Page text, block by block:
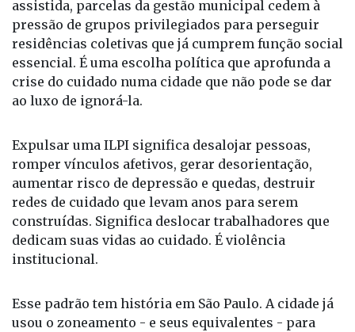
assistida, parcelas da gestão municipal cedem à
pressão de grupos privilegiados para perseguir
residências coletivas que já cumprem função social
essencial. É uma escolha política que aprofunda a
crise do cuidado numa cidade que não pode se dar
ao luxo de ignorá-la.
Expulsar uma ILPI significa desalojar pessoas,
romper vínculos afetivos, gerar desorientação,
aumentar risco de depressão e quedas, destruir
redes de cuidado que levam anos para serem
construídas. Significa deslocar trabalhadores que
dedicam suas vidas ao cuidado. É violência
institucional.
Esse padrão tem história em São Paulo. A cidade já
usou o zoneamento - e seus equivalentes - para